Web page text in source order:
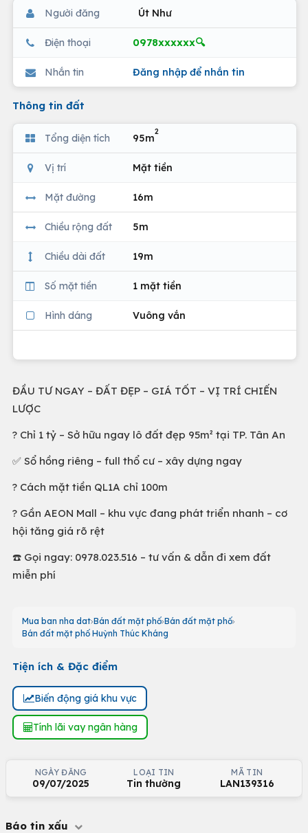
Người đăng Út Như
Điện thoại 0978xxxxxx🔍
Nhắn tin Đăng nhập để nhắn tin
Thông tin đất
Tổng diện tích 95m
2
Vị trí Mặt tiền
Mặt đường 16m
Chiều rộng đất 5m
Chiều dài đất 19m
Số mặt tiền 1 mặt tiền
Hình dáng Vuông vắn
ĐẦU TƯ NGAY – ĐẤT ĐẸP – GIÁ TỐT – VỊ TRÍ CHIẾN
LƯỢC
? Chỉ 1 tỷ – Sở hữu ngay lô đất đẹp 95m² tại TP. Tân An
✅ Sổ hồng riêng – full thổ cư – xây dựng ngay
? Cách mặt tiền QL1A chỉ 100m
?️ Gần AEON Mall – khu vực đang phát triển nhanh – cơ
hội tăng giá rõ rệt
☎️ Gọi ngay: 0978.023.516 – tư vấn & dẫn đi xem đất
miễn phí
Mua ban nha dat Bán đất mặt phố Bán đất mặt phố
Bán đất mặt phố Huỳnh Thúc Kháng
Tiện ích & Đặc điểm
Biến động giá khu vực
Tính lãi vay ngân hàng
NGÀY ĐĂNG
09/07/2025
LOẠI TIN
Tin thường
MÃ TIN
LAN139316
Báo tin xấu